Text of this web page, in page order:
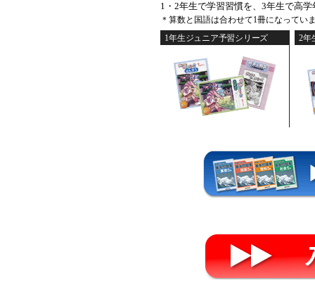
1・2年生で学習習慣を、3年生で高
＊算数と国語は合わせて1冊になってい
1年生ジュニア予習シリーズ
2年